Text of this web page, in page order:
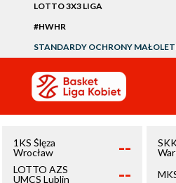
LOTTO 3X3 LIGA
#HWHR
STANDARDY OCHRONY
1KS Ślęza
Wrocław
--
LOTTO AZS
UMCS Lublin
--